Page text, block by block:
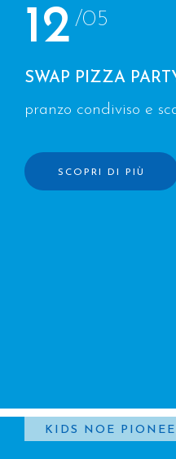
12 /05
SWAP PIZZA
pranzo condiviso e
SCOPRI DI PIÙ
KIDS NOE